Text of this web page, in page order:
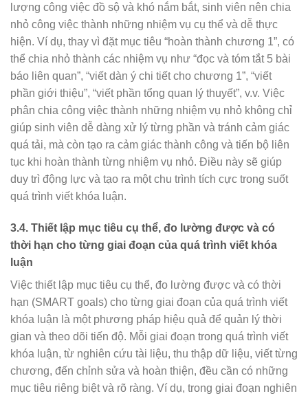
lượng công việc đồ sộ và khó nắm bắt, sinh viên nên chia
nhỏ công việc thành những nhiệm vụ cụ thể và dễ thực
hiện. Ví dụ, thay vì đặt mục tiêu “hoàn thành chương 1”, có
thể chia nhỏ thành các nhiệm vụ như “đọc và tóm tắt 5 bài
báo liên quan”, “viết dàn ý chi tiết cho chương 1”, “viết
phần giới thiệu”, “viết phần tổng quan lý thuyết”, v.v. Việc
phân chia công việc thành những nhiệm vụ nhỏ không chỉ
giúp sinh viên dễ dàng xử lý từng phần và tránh cảm giác
quá tải, mà còn tạo ra cảm giác thành công và tiến bộ liên
tục khi hoàn thành từng nhiệm vụ nhỏ. Điều này sẽ giúp
duy trì động lực và tạo ra một chu trình tích cực trong suốt
quá trình viết khóa luận.
3.4. Thiết lập mục tiêu cụ thể, đo lường được và có
thời hạn cho từng giai đoạn của quá trình viết khóa
luận
Việc thiết lập mục tiêu cụ thể, đo lường được và có thời
hạn (SMART goals) cho từng giai đoạn của quá trình viết
khóa luận là một phương pháp hiệu quả để quản lý thời
gian và theo dõi tiến độ. Mỗi giai đoạn trong quá trình viết
khóa luận, từ nghiên cứu tài liệu, thu thập dữ liệu, viết từng
chương, đến chỉnh sửa và hoàn thiện, đều cần có những
mục tiêu riêng biệt và rõ ràng. Ví dụ, trong giai đoạn nghiên